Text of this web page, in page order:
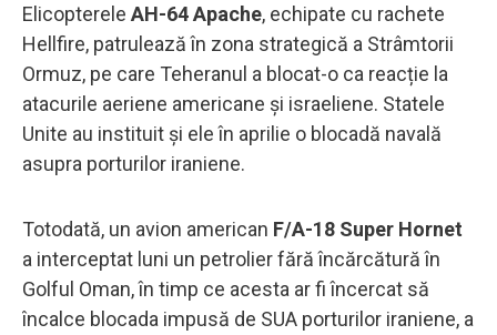
Elicopterele AH-64 Apache, echipate cu rachete
Hellfire, patrulează în zona strategică a Strâmtorii
Ormuz, pe care Teheranul a blocat-o ca reacție la
atacurile aeriene americane și israeliene. Statele
Unite au instituit și ele în aprilie o blocadă navală
asupra porturilor iraniene.
Totodată, un avion american F/A-18 Super Hornet
a interceptat luni un petrolier fără încărcătură în
Golful Oman, în timp ce acesta ar fi încercat să
încalce blocada impusă de SUA porturilor iraniene, a